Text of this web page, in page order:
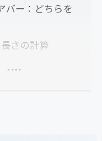
バー：どちらを
さの計算